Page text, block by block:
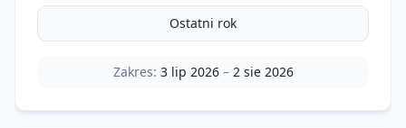
Ostatni rok
Zakres: 3 lip 2026– 2 sie 2026